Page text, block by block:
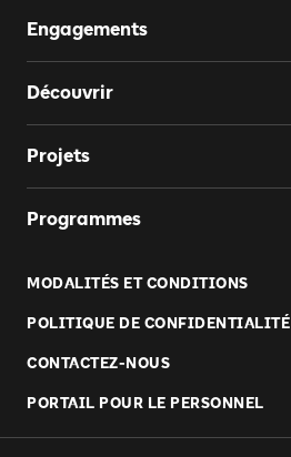
Engagements
Découvrir
Projets
Programmes
MODALITÉS ET CONDITIONS
POLITIQUE DE CONFIDENTIALITÉ
CONTACTEZ-NOUS
PORTAIL POUR LE PERSONNEL